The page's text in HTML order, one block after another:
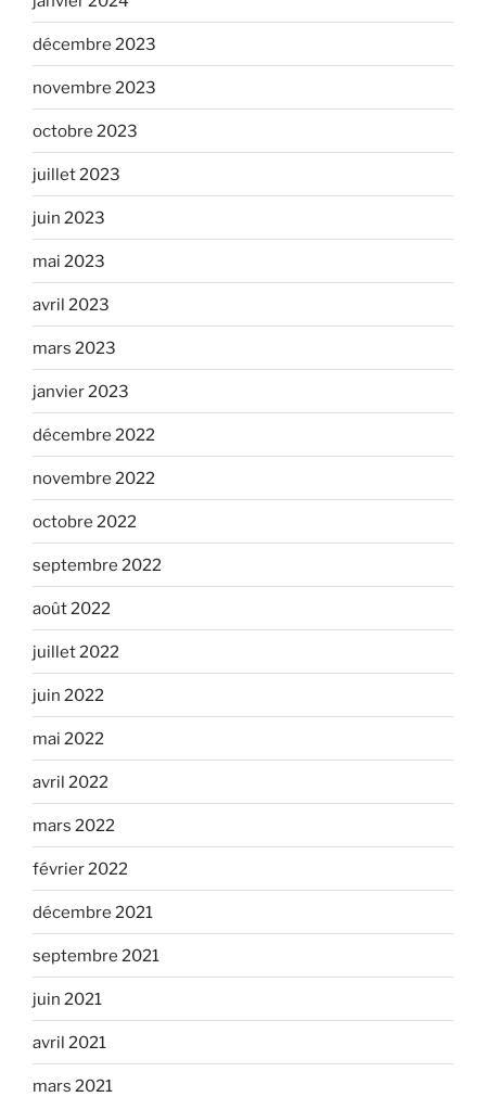
décembre 2023
novembre 2023
octobre 2023
juillet 2023
juin 2023
mai 2023
avril 2023
mars 2023
janvier 2023
décembre 2022
novembre 2022
octobre 2022
septembre 2022
août 2022
juillet 2022
juin 2022
mai 2022
avril 2022
mars 2022
février 2022
décembre 2021
septembre 2021
juin 2021
avril 2021
mars 2021